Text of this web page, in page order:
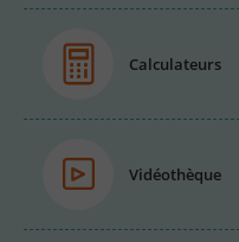
Calculateurs
Vidéothèque